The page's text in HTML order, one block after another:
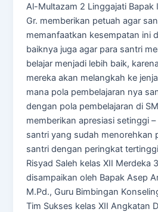
Al-Multazam 2 Linggajati Bapak
Gr. memberikan petuah agar
memanfaatkan kesempatan ini
baiknya juga agar para santri
belajar menjadi lebih baik,
mereka akan melangkah ke
mana pola pembelajaran nya
dengan pola pembelajaran di
memberikan apresiasi setinggi
santri yang sudah menorehkan
santri dengan peringkat
Risyad Saleh kelas XII Merdeka
disampaikan oleh Bapak Asep
M.Pd., Guru Bimbingan
Tim Sukses kelas XII Angkatan